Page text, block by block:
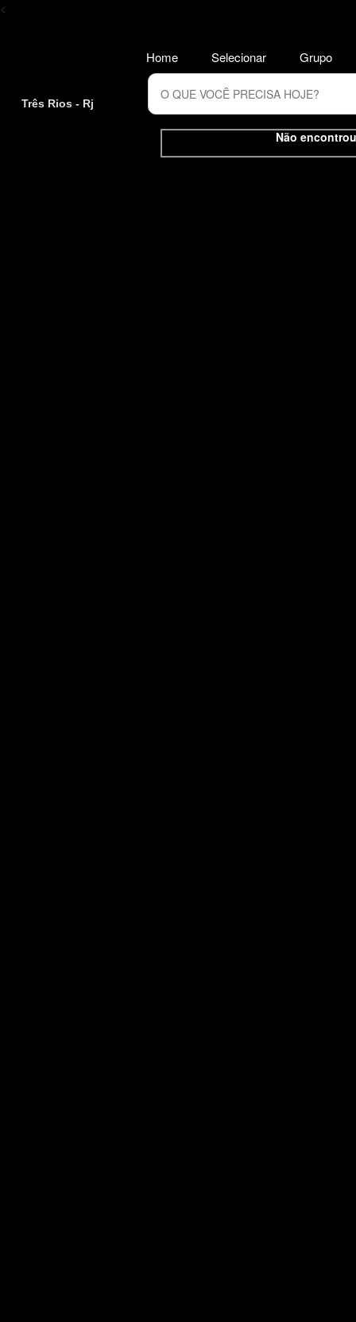
<
Três Rios - Rj
Não
Home Selecionar Grupo